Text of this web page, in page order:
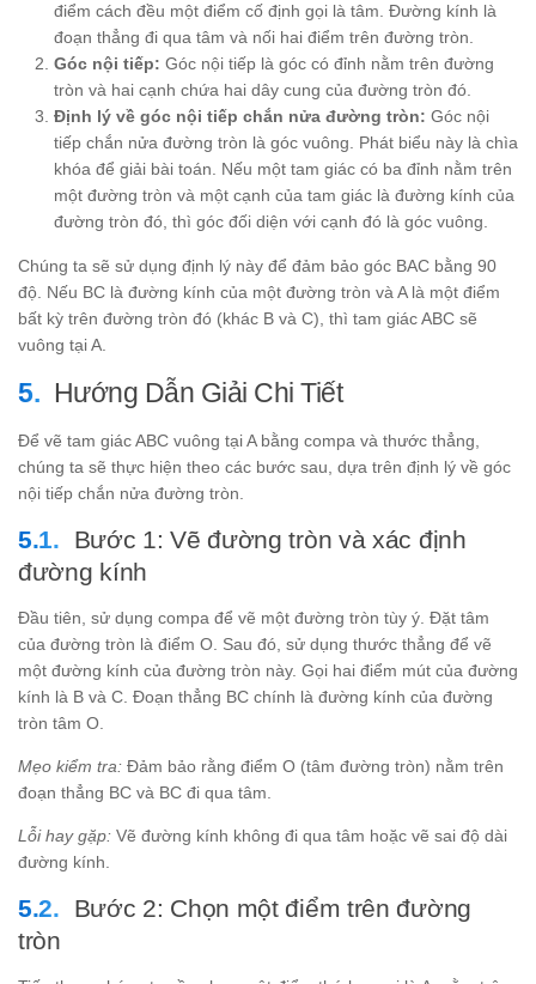
điểm cách đều một điểm cố định gọi là tâm. Đường kính là
đoạn thẳng đi qua tâm và nối hai điểm trên đường tròn.
Góc nội tiếp: Góc nội tiếp là góc có đỉnh nằm trên đường
tròn và hai cạnh chứa hai dây cung của đường tròn đó.
Định lý về góc nội tiếp chắn nửa đường tròn: Góc nội
tiếp chắn nửa đường tròn là góc vuông. Phát biểu này là chìa
khóa để giải bài toán. Nếu một tam giác có ba đỉnh nằm trên
một đường tròn và một cạnh của tam giác là đường kính của
đường tròn đó, thì góc đối diện với cạnh đó là góc vuông.
Chúng ta sẽ sử dụng định lý này để đảm bảo góc BAC bằng 90
độ. Nếu BC là đường kính của một đường tròn và A là một điểm
bất kỳ trên đường tròn đó (khác B và C), thì tam giác ABC sẽ
vuông tại A.
Hướng Dẫn Giải Chi Tiết
Để vẽ tam giác ABC vuông tại A bằng compa và thước thẳng,
chúng ta sẽ thực hiện theo các bước sau, dựa trên định lý về góc
nội tiếp chắn nửa đường tròn.
Bước 1: Vẽ đường tròn và xác định
đường kính
Đầu tiên, sử dụng compa để vẽ một đường tròn tùy ý. Đặt tâm
của đường tròn là điểm O. Sau đó, sử dụng thước thẳng để vẽ
một đường kính của đường tròn này. Gọi hai điểm mút của đường
kính là B và C. Đoạn thẳng BC chính là đường kính của đường
tròn tâm O.
Mẹo kiểm tra: Đảm bảo rằng điểm O (tâm đường tròn) nằm trên
đoạn thẳng BC và BC đi qua tâm.
Lỗi hay gặp: Vẽ đường kính không đi qua tâm hoặc vẽ sai độ dài
đường kính.
Bước 2: Chọn một điểm trên đường
tròn